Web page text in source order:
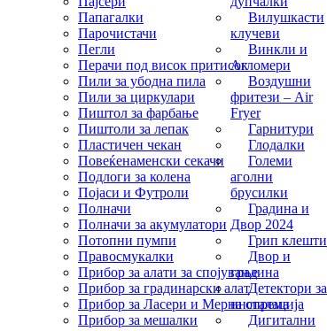
Вилушкасти
клучеви
Винкли и
Агломери
Воздушни
фритези – Air
Fryer
Гарнитури
Глодалки
Големи
аголни
брусилки
Градина и
Двор 2024
Грип клешти
Двор и
градина
Детектори за
инсталација
Дигитални
Папагалки
Парочистачи
Пегли
Перачи под висок притисок
Пили за убодна пила
Пили за циркулари
Пиштол за фарбање
Пиштоли за лепак
Пластичен чекан
Повеќенаменски секачи
Подлоги за колена
Појаси и Футроли
Полначи
Полначи за акумулатори
Потопни пумпи
Правосмукалки
Прибор за алати за спојување
Прибор за градинарски алат
Прибор за Ласери и Мерна опрема
Прибор за мешалки